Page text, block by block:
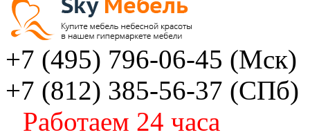
+7 (495) 796-06-45 (Мск)
+7 (812) 385-56-37 (СПб)
Работаем 24 часа